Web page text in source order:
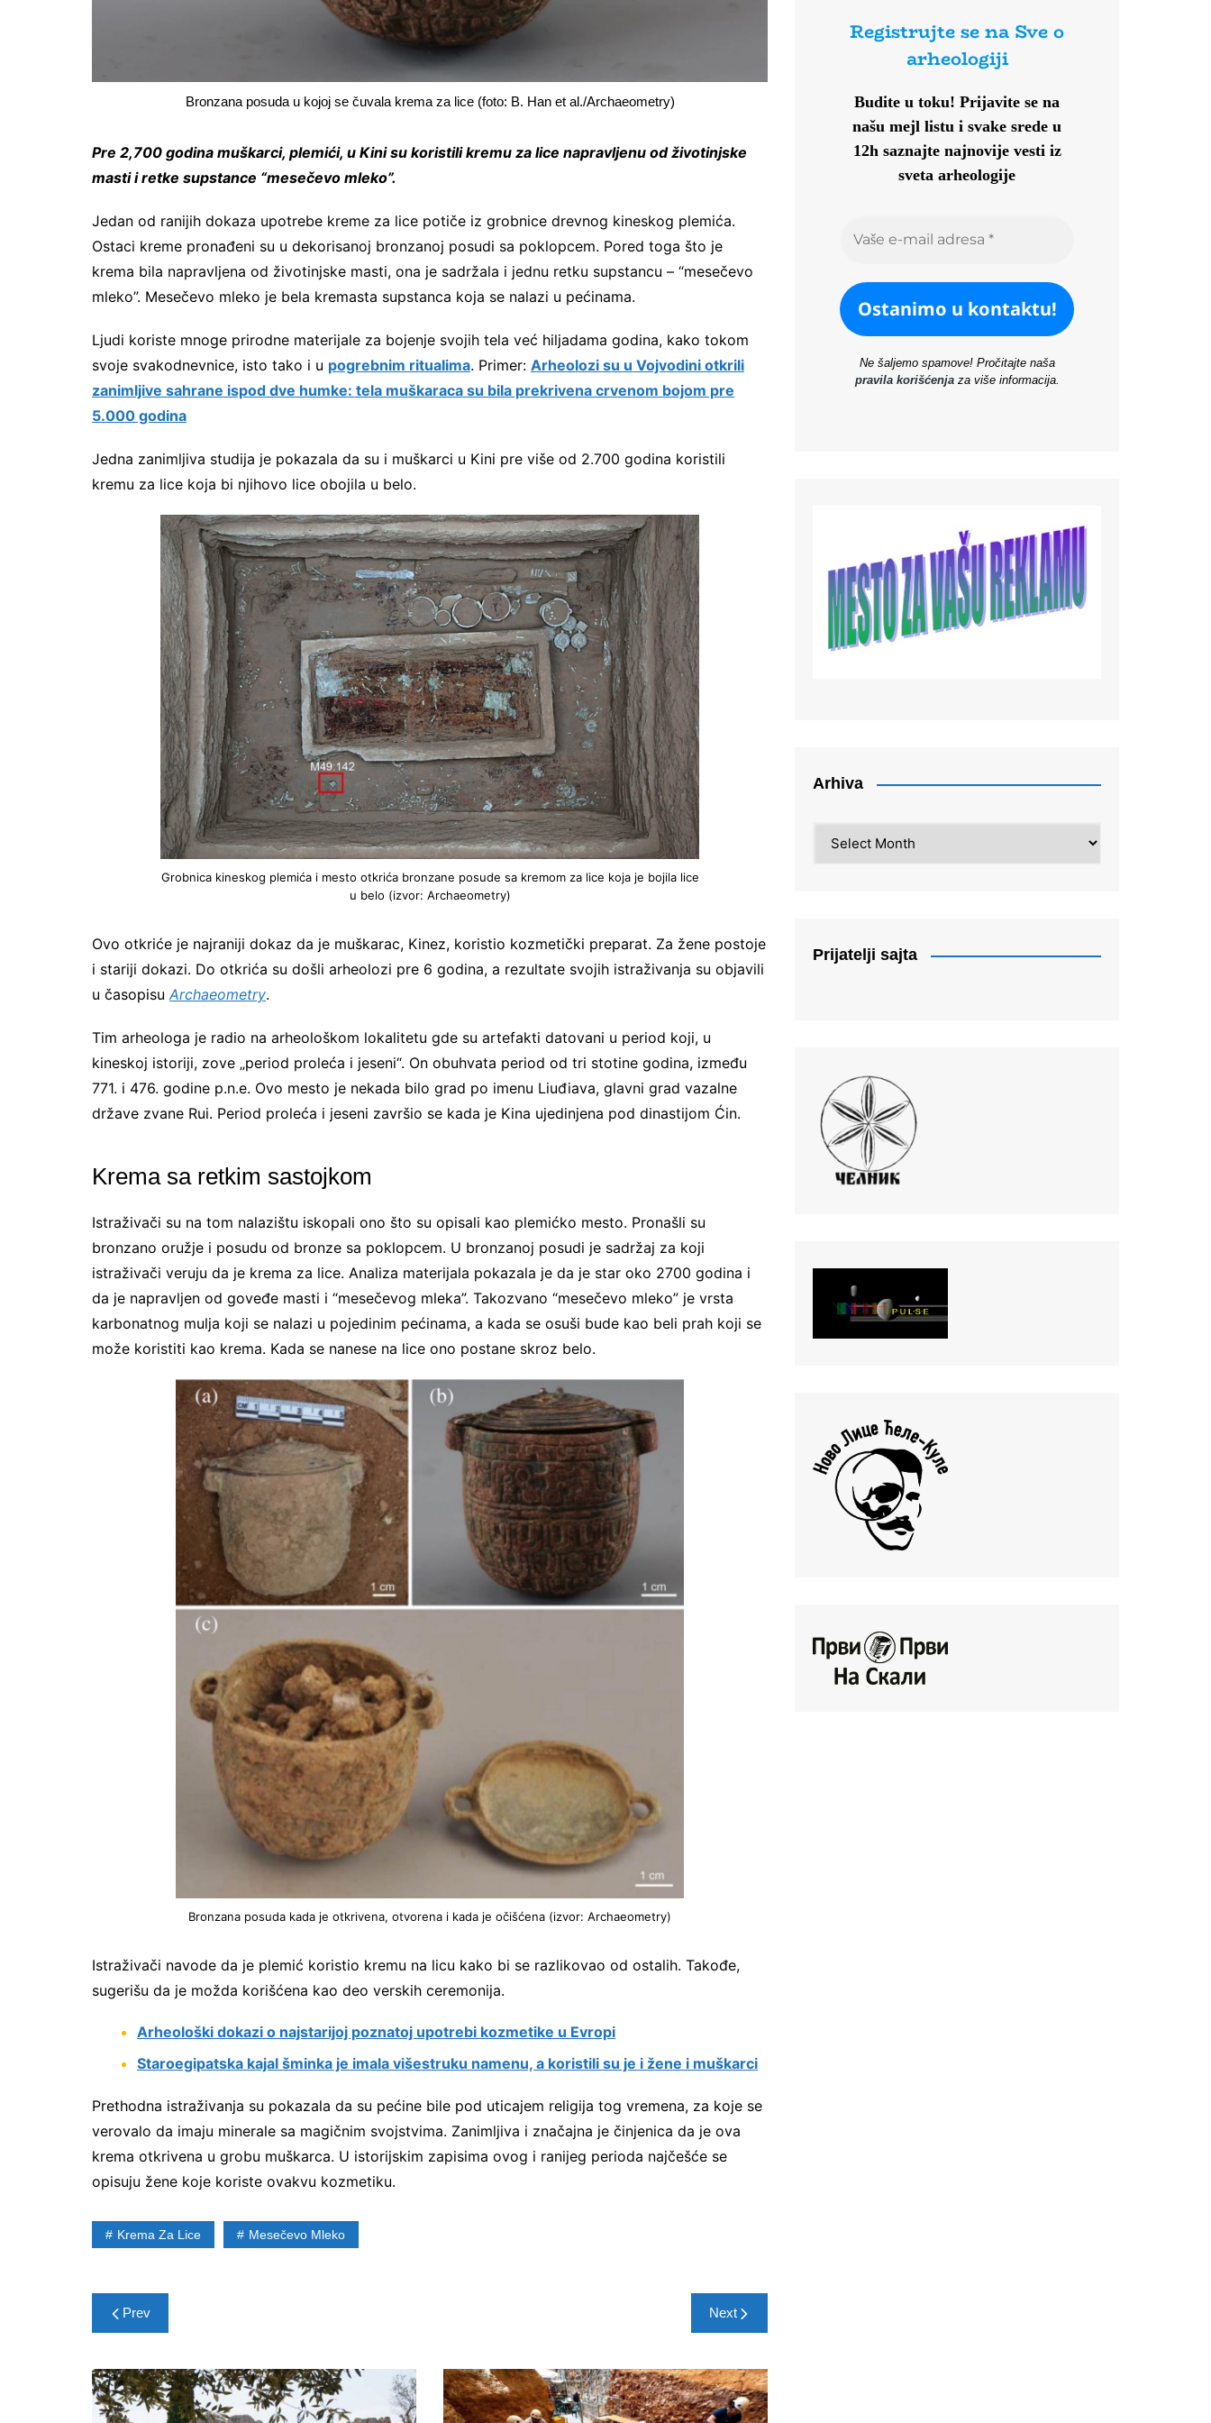
Bronzana posuda u kojoj se čuvala krema za lice (foto: B. Han et al./Archaeometry)
Pre 2,700 godina muškarci, plemići, u Kini su koristili kremu za lice napravljenu od životinjske
masti i retke supstance “mesečevo mleko”.
Jedan od ranijih dokaza upotrebe kreme za lice potiče iz grobnice drevnog kineskog plemića.
Ostaci kreme pronađeni su u dekorisanoj bronzanoj posudi sa poklopcem. Pored toga što je
krema bila napravljena od životinjske masti, ona je sadržala i jednu retku supstancu – “mesečevo
mleko”. Mesečevo mleko je bela kremasta supstanca koja se nalazi u pećinama.
Ljudi koriste mnoge prirodne materijale za bojenje svojih tela već hiljadama godina, kako tokom
svoje svakodnevnice, isto tako i u pogrebnim ritualima. Primer: Arheolozi su u Vojvodini otkrili
zanimljive sahrane ispod dve humke: tela muškaraca su bila prekrivena crvenom bojom pre
5.000 godina
Jedna zanimljiva studija je pokazala da su i muškarci u Kini pre više od 2.700 godina koristili
kremu za lice koja bi njihovo lice obojila u belo.
Grobnica kineskog plemića i mesto otkrića bronzane posude sa kremom za lice koja je bojila lice
u belo (izvor: Archaeometry)
Ovo otkriće je najraniji dokaz da je muškarac, Kinez, koristio kozmetički preparat. Za žene postoje
i stariji dokazi. Do otkrića su došli arheolozi pre 6 godina, a rezultate svojih istraživanja su objavili
u časopisu Archaeometry.
Tim arheologa je radio na arheološkom lokalitetu gde su artefakti datovani u period koji, u
kineskoj istoriji, zove „period proleća i jeseni“. On obuhvata period od tri stotine godina, između
771. i 476. godine p.n.e. Ovo mesto je nekada bilo grad po imenu Liuđiava, glavni grad vazalne
države zvane Rui. Period proleća i jeseni završio se kada je Kina ujedinjena pod dinastijom Ćin.
Krema sa retkim sastojkom
Istraživači su na tom nalazištu iskopali ono što su opisali kao plemićko mesto. Pronašli su
bronzano oružje i posudu od bronze sa poklopcem. U bronzanoj posudi je sadržaj za koji
istraživači veruju da je krema za lice. Analiza materijala pokazala je da je star oko 2700 godina i
da je napravljen od goveđe masti i “mesečevog mleka”. Takozvano “mesečevo mleko” je vrsta
karbonatnog mulja koji se nalazi u pojedinim pećinama, a kada se osuši bude kao beli prah koji se
može koristiti kao krema. Kada se nanese na lice ono postane skroz belo.
Bronzana posuda kada je otkrivena, otvorena i kada je očišćena (izvor: Archaeometry)
Istraživači navode da je plemić koristio kremu na licu kako bi se razlikovao od ostalih. Takođe,
sugerišu da je možda korišćena kao deo verskih ceremonija.
Arheološki dokazi o najstarijoj poznatoj upotrebi kozmetike u Evropi
Staroegipatska kajal šminka je imala višestruku namenu, a koristili su je i žene i muškarci
Prethodna istraživanja su pokazala da su pećine bile pod uticajem religija tog vremena, za koje se
verovalo da imaju minerale sa magičnim svojstvima. Zanimljiva i značajna je činjenica da je ova
krema otkrivena u grobu muškarca. U istorijskim zapisima ovog i ranijeg perioda najčešće se
opisuju žene koje koriste ovakvu kozmetiku.
Registrujte se na Sve o
arheologiji
Budite u toku!Prijavite se na našu
pravila korišćenja
Krema Za Lice Mesečevo Mleko
Post
navigation
Prev Next
Registrujte se na Sve o
arheologiji
Budite u toku! Prijavite se na
našu mejl listu i svake srede u
12h saznajte najnovije vesti iz
sveta arheologije
Ne šaljemo spamove! Pročitajte naša
pravila korišćenjaza više informacija.
Arhiva
Prijatelji sajta